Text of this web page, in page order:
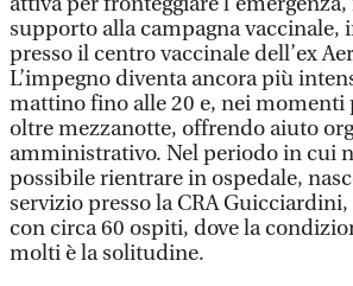
supporto alla campagna vaccinale,
presso il centro vaccinale dell’ex
L’impegno diventa ancora più
mattino fino alle 20 e, nei
oltre mezzanotte, offrendo aiuto
amministrativo. Nel periodo in cui
possibile rientrare in ospedale,
servizio presso la CRA
con circa 60 ospiti, dove la
molti è la solitudine.